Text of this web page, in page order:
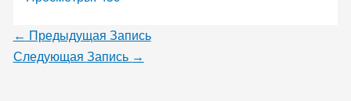
← Предыдущая Запись
Следующая Запись →